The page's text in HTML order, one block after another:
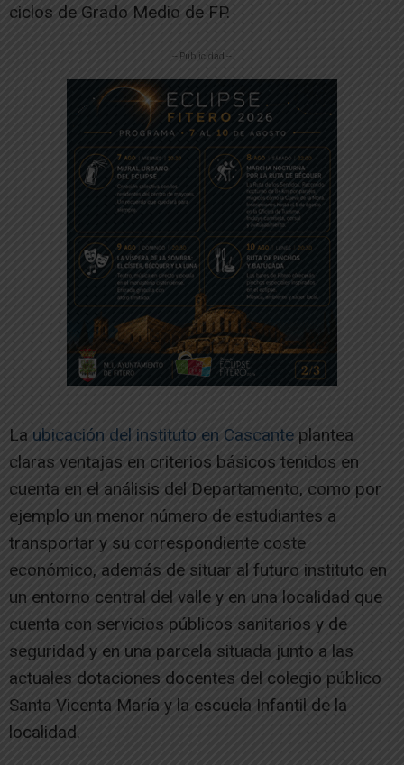
ciclos de Grado Medio de FP.
-- Publicidad --
La ubicación del instituto en Cascante plantea
claras ventajas en criterios básicos tenidos en
cuenta en el análisis del Departamento, como por
ejemplo un menor número de estudiantes a
transportar y su correspondiente coste
económico, además de situar al futuro instituto en
un entorno central del valle y en una localidad que
cuenta con servicios públicos sanitarios y de
seguridad y en una parcela situada junto a las
actuales dotaciones docentes del colegio público
Santa Vicenta María y la escuela Infantil de la
localidad.